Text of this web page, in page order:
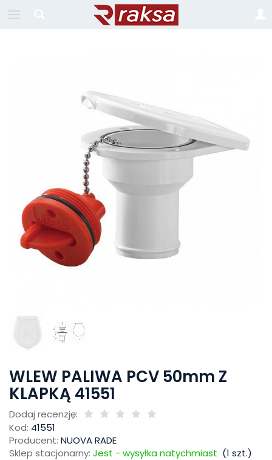
WLEW PALIWA PCV 50mm Z
KLAPKĄ 41551
Dodaj recenzję:
Kod: 41551
Producent: NUOVA RADE
Sklep stacjonarny: Jest - wysyłka natychmiast (1 szt.)